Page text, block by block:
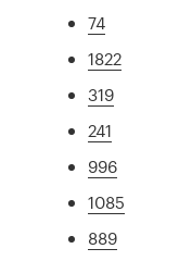
74
1822
319
241
996
1085
889